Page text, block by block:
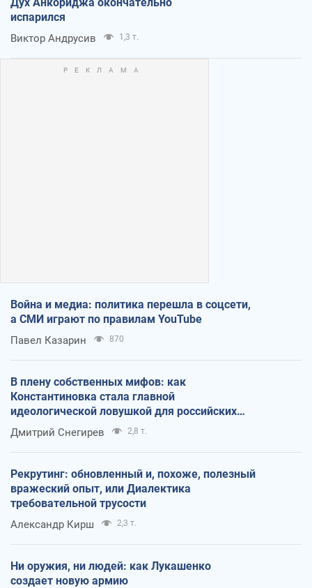
испарился
Виктор Андрусив 1,3 т.
Война и медиа: политика перешла в соцсети,
а СМИ играют по правилам YouTube
Павел Казарин 870
В плену собственных мифов: как
Константиновка стала главной
идеологической ловушкой для российских
оккупантов
Дмитрий Снегирев 2,8 т.
Рекрутинг: обновленный и, похоже, полезный
вражеский опыт, или Диалектика
требовательной трусости
Александр Кирш 2,3 т.
Ни оружия, ни людей: как Лукашенко
создает новую армию